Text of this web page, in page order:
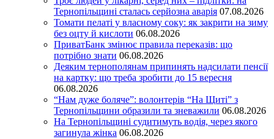
Тернопільщині сталась серйозна аварія 07.08.2026
Томати пелаті у власному соку: як закрити на зиму
без оцту й кислоти 06.08.2026
ПриватБанк змінює правила переказів: що
потрібно знати 06.08.2026
Деяким тернополянам припинять надсилати пенсії
на картку: що треба зробити до 15 вересня
06.08.2026
“Нам дуже боляче”: волонтерів “На Щиті” з
Тернопільщини образили та зневажили 06.08.2026
На Тернопільщині судитимуть водія, через якого
загинула жінка 06.08.2026